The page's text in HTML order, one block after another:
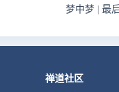
梦中梦 最
禅道社区